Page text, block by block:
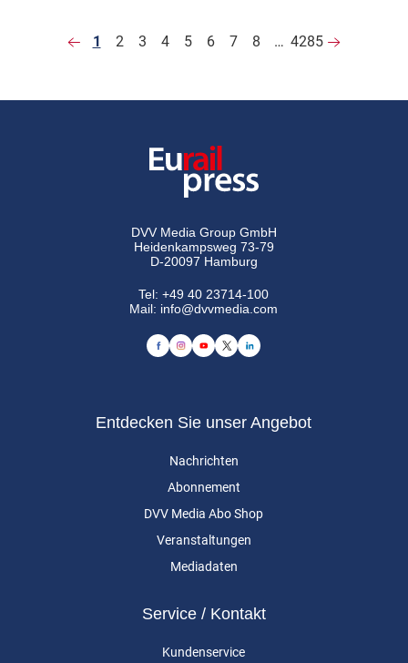
1 2 3 4 5 6 7 8 … 4285
DVV Media Group GmbH
Heidenkampsweg 73-79
D-20097 Hamburg
Tel:+49 40 23714-100
Mail: info@dvvmedia.com
Entdecken Sie unser Angebot
Nachrichten
Abonnement
DVV Media Abo Shop
Veranstaltungen
Mediadaten
Service / Kontakt
Kundenservice